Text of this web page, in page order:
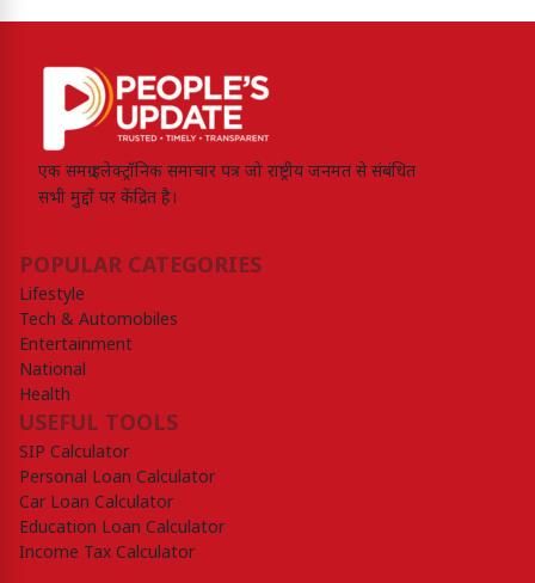
एक समग्र इलेक्ट्रॉनिक समाचार पत्र जो राष्ट्रीय जनमत से संबंधित
सभी मुद्दों पर केंद्रित है।
POPULAR CATEGORIES
Lifestyle
Tech & Automobiles
Entertainment
National
Health
USEFUL TOOLS
SIP Calculator
Personal Loan Calculator
Car Loan Calculator
Education Loan Calculator
Income Tax Calculator